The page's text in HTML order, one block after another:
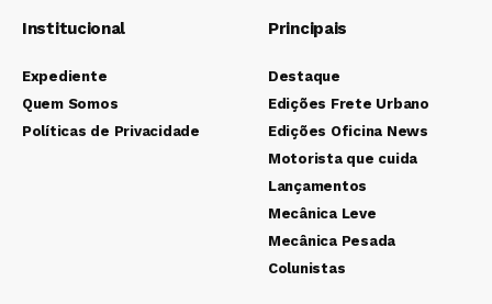
Institucional
Expediente
Quem Somos
Políticas de Privacidade
Principais
Destaque
Edições Frete Urbano
Edições Oficina News
Motorista que cuida
Lançamentos
Mecânica Leve
Mecânica Pesada
Colunistas